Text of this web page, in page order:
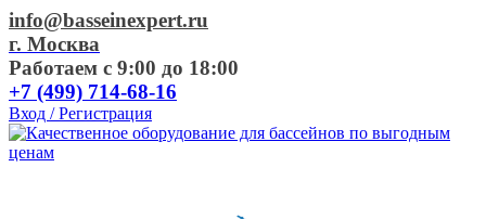
info@basseinexpert.ru
г. Москва
Работаем с 9:00 до 18:00
+7 (499) 714-68-16
Вход / Регистрация